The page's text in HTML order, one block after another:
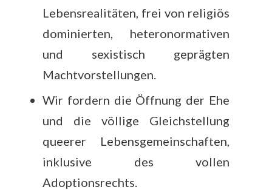
Lebensrealitäten, frei von religiös
dominierten, heteronormativen
und sexistisch geprägten
Machtvorstellungen.
Wir fordern die Öffnung der Ehe
und die völlige Gleichstellung
queerer Lebensgemeinschaften,
inklusive des vollen
Adoptionsrechts.